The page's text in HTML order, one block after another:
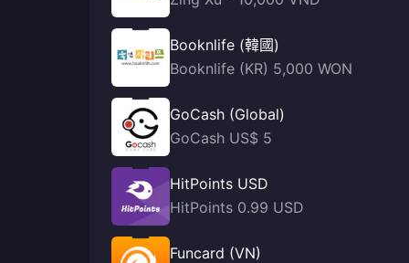
Booknlife (韓國)
Booknlife (KR) 5,000 WON
GoCash (Global)
GoCash US$ 5
HitPoints USD
HitPoints 0.99 USD
Funcard (VN)